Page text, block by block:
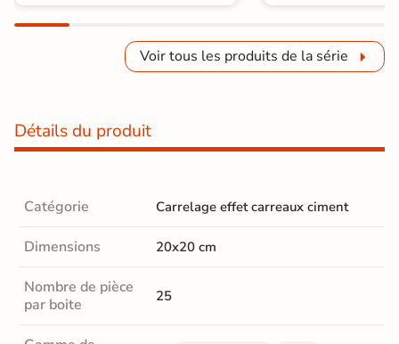
Voir tous les produits de la série
Détails du produit
Catégorie Carrelage effet carreaux ciment
Dimensions 20x20 cm
Nombre de pièce
par boite
25